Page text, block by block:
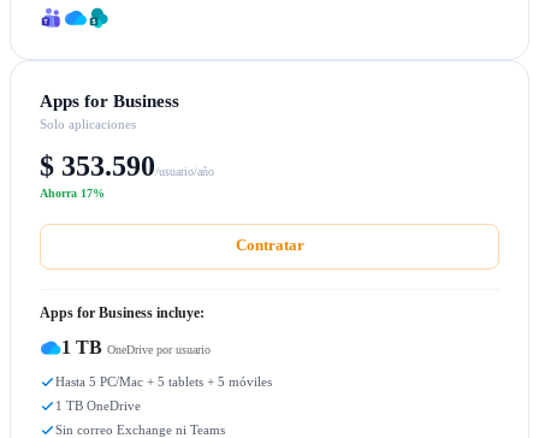
Apps for Business
Solo aplicaciones
$ 353.590/usuario/año
Ahorra 17%
Contratar
Apps for Business incluye:
1 TB OneDrive por usuario
Hasta 5 PC/Mac + 5 tablets + 5 móviles
1 TB OneDrive
Sin correo Exchange ni Teams